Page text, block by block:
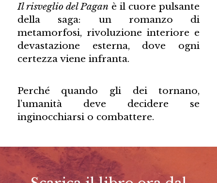
Il risveglio del Paganè il cuore pulsante
della saga: un romanzo di
metamorfosi, rivoluzione interiore e
devastazione esterna, dove ogni
certezza viene infranta.
Perché quando gli dei tornano,
l’umanità deve decidere se
inginocchiarsi o combattere.